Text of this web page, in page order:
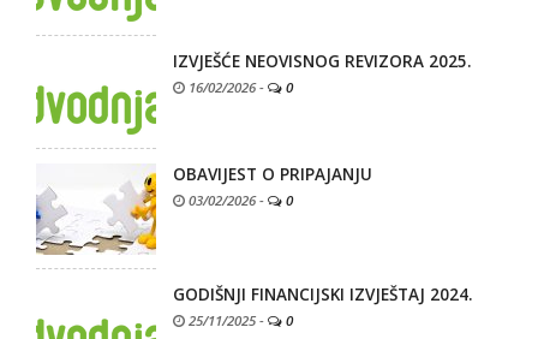
IZVJEŠĆE NEOVISNOG REVIZORA 2025.
16/02/2026- 0
OBAVIJEST O PRIPAJANJU
03/02/2026- 0
GODIŠNJI FINANCIJSKI IZVJEŠTAJ 2024.
25/11/2025 - 0